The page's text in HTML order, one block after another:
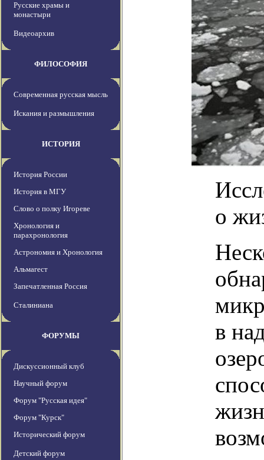
Русские храмы и
монастыри
Видеоархив
ФИЛОСОФИЯ
Современная русская мысль
Искания и размышления
ИСТОРИЯ
История России
История в МГУ
Слово о полку Игореве
Хронология и
парахронология
Астрономия и Хронология
Альмагест
Запечатленная Россия
Сталиниана
ФОРУМЫ
Дискуссионный клуб
Научный форум
Форум "Русская идея"
Форум "Курск"
Исторический форум
Детский форум
о
в